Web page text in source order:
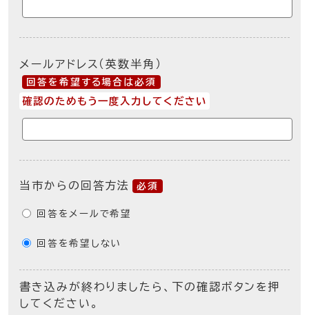
メールアドレス（英数半角）
回答を希望する場合は必須
確認のためもう一度入力してください
当市からの回答方法 必須
回答をメールで希望
回答を希望しない
書き込みが終わりましたら、下の確認ボタンを押
してください。